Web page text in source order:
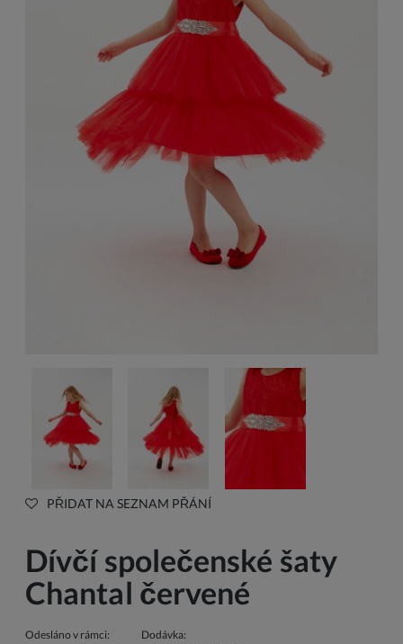
PŘIDAT NA SEZNAM PŘÁNÍ
Dívčí společenské šaty
Chantal červené
Odesláno v rámci:
Dodávka: